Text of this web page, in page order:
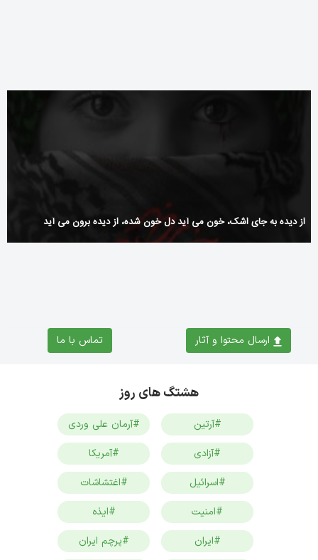
از دیده به جای اشک، خون می آید دل خون شده، از دیده برون می آید ‌
ارسال محتوا و آثار تماس با ما
هشتگ های روز
#آرتین
#آرمان علی وردی
#آزادی
#آمریکا
#اسرائیل
#اغتشاشات
#امنیت
#ایذه
#ایران
#پرچم ایران